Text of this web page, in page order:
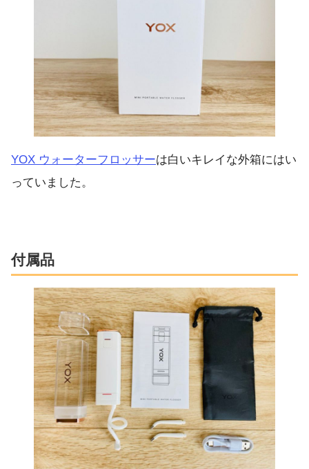
YOX ウォーターフロッサーは白いキレイな外箱にはい
っていました。
付属品